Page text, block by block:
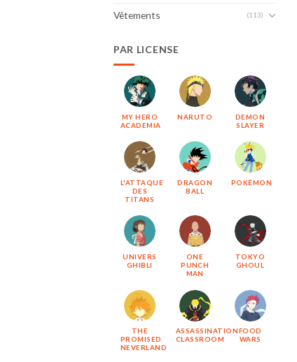
Vêtements (113)
PAR LICENSE
MY HERO
ACADEMIA
NARUTO
DEMON
SLAYER
L'ATTAQUE
DES
TITANS
DRAGON
BALL
POKÉMON
UNIVERS
GHIBLI
ONE
PUNCH
MAN
TOKYO
GHOUL
THE
PROMISED
NEVERLAND
ASSASSINATION
CLASSROOM
FOOD
WARS